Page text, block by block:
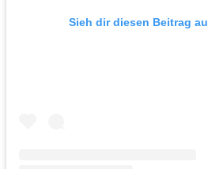
Sieh dir diesen Beitrag